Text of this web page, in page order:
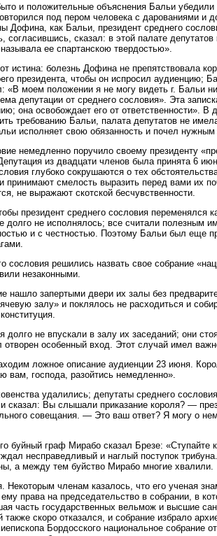
и положительные объяснения Бальи
под пером человека с дарованиями и
Дофина, как Бальи, президент среднего
согласившись, сказал: в этой палате
ее спартанскою твердостью».
истина: болезнь Дофина не препятствовала
президента, чтобы он испросил аудиенцию;
«В моем положении я не могу видеть г. Бальи
депутации от среднего сословия». Эта
она освобождает его от ответственности».
требованию Бальи, палата депутатов не
исполняет свою обязанность и почел нужным
немедленно поручило своему президенту
из двадцати членов была принята 6
глубоко сокрушаются о тех
принимают смелость выразить перед вами их
не выражают скотской бесчувственности.
президент среднего сословия переменялся
долго не исполнялось; все считали полезным
и с честностью. Поэтому Бальи был еще
сословия решились назвать свое собрание
незаконными.
нашло запертыми двери их залы без
залу» и поклялось не расходиться и
долго не впускали в залу их заседаний; они
особенный вход. Этот случай имел
ложное описание аудиенции 23 июня.
господа, разойтись немедленно».
удалились; депутаты среднего
сказал: Вы слышали приказание короля? —
совещания. — Это ваш ответ? Я могу о
буйный граф Мирабо сказал Брезе: «Ступайте
несправедливый и наглый поступок
а между тем буйство Мирабо многие хвалили.
Некоторым членам казалось, что его ученая
права на председательство в собрании, в
часть государственных вельмож и высшие
также скоро отказался, и собрание избрало
Бордосского национальное собрание